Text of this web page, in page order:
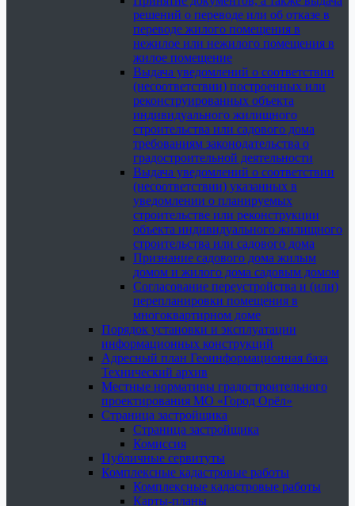
решений о переводе или об отказе в
переводе жилого помещения в
нежилое или нежилого помещения в
жилое помещение
Выдача уведомлений о соответствии
(несоответствии) построенных или
реконструированных объекта
индивидуального жилищного
строительства или садового дома
требованиям законодательства о
градостроительной деятельности
Выдача уведомлений о соответствии
(несоответствии) указанных в
уведомлении о планируемых
строительстве или реконструкции
объекта индивидуального жилищного
строительства или садового дома
Признание садового дома жилым
домом и жилого дома садовым домом
Согласование переустройства и (или)
перепланировки помещения в
многоквартирном доме
Порядок установки и эксплуатации
информационных конструкций
Адресный план Геоинформационная база
Технический архив
Местные нормативы градостроительного
проектирования МО «Город Орёл»
Страница застройщика
Страница застройщика
Комиссия
Публичные сервитуты
Комплексные кадастровые работы
Комплексные кадастровые работы
Карты-планы